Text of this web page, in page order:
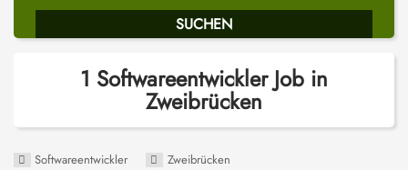
1 Softwareentwickler Job in
Zweibrücken
Softwareentwickler Zweibrücken